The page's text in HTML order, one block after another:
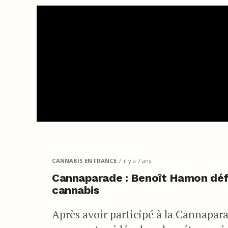
CANNABIS EN FRANCE il y a 7 ans
Cannaparade : Benoît Hamon
cannabis
Après avoir participé à la